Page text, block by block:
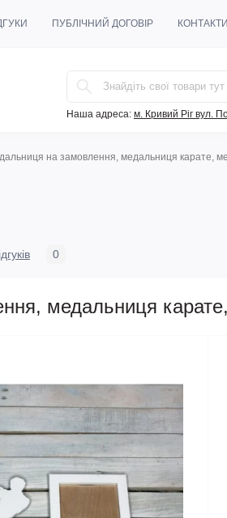
ПУБЛІЧНИЙ ДОГОВІР КОНТАКТИ
Наша адреса: м. Кривий Ріг вул.
на замовлення, медальниця карате,
0
медальниця